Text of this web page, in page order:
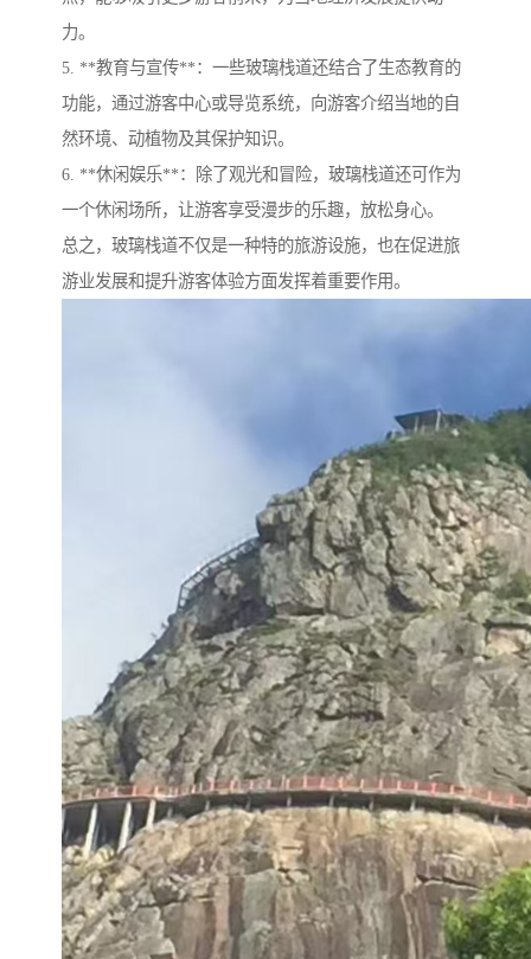
力。
5. **教育与宣传**：一些玻璃栈道还结合了生态教育的
功能，通过游客中心或导览系统，向游客介绍当地的自
然环境、动植物及其保护知识。
6. **休闲娱乐**：除了观光和冒险，玻璃栈道还可作为
一个休闲场所，让游客享受漫步的乐趣，放松身心。
总之，玻璃栈道不仅是一种特的旅游设施，也在促进旅
游业发展和提升游客体验方面发挥着重要作用。